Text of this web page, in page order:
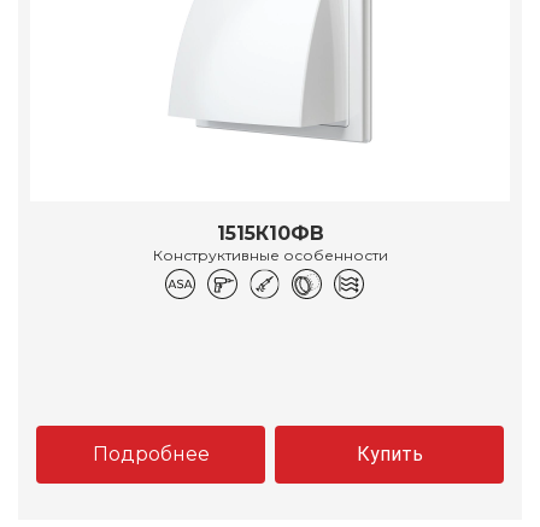
1515К10ФВ
Конструктивные особенности
Подробнее Купить